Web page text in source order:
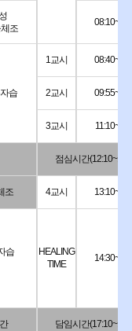
조
습
1교시
2교시
3교시
점심시간
조 4교시
습
HEALING
TIME
담임시간